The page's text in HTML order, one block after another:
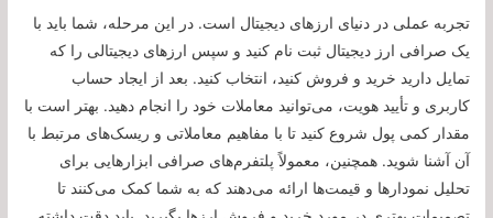
تجربه عملی در دنیای ارزهای دیجیتال است. در این مرحله، شما باید با
یک صرافی ارز دیجیتال ثبت نام کنید و سپس ارزهای دیجیتالی را که
تمایل دارید خرید و فروش کنید، انتخاب کنید. بعد از ایجاد حساب
کاربری و تأیید هویت، می‌توانید معاملات خود را انجام دهید. بهتر است با
مقدار کمی پول شروع کنید تا با مفاهیم معاملاتی و ریسک‌های مرتبط با
آن آشنا شوید. همچنین، معمولاً پلتفرم‌های صرافی ابزارهایی برای
تحلیل نمودارها و قیمت‌ها ارائه می‌دهند که به شما کمک می‌کنند تا